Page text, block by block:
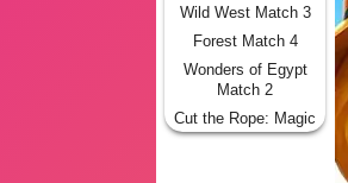
Wild West Match 3
Forest Match 4
Wonders of Egypt
Match 2
Cut the Rope: Magic